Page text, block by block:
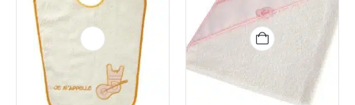
Ce
produit
plusieurs
variations.